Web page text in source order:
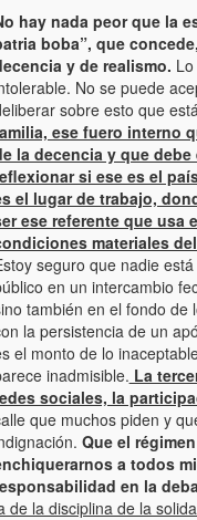
hay nada peor que la
boba”, que
y de realismo.
No se puede
sobre esto que
ese fuero interno
la decencia y que
si ese es el
el lugar de trabajo,
ese referente que usa
materiales
seguro que nadie
en un intercambio
también en el fondo de
la persistencia de un
el monto de lo
inadmisible. La
sociales, la
que muchos piden y
Que el
a todos
en la
de la disciplina de la